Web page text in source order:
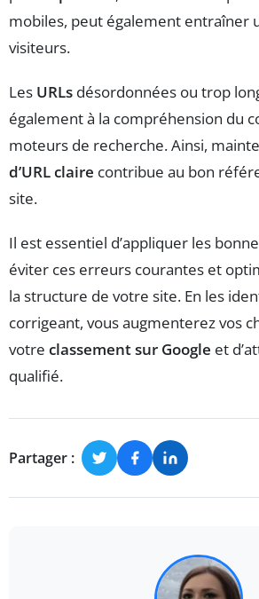
mobiles, peut également entraîner
visiteurs.
Les URLs désordonnées ou trop
également à la compréhension du
moteurs de recherche. Ainsi,
d’URL claire contribue au bon
site.
Il est essentiel d’appliquer les
éviter ces erreurs courantes et
la structure de votre site. En les
corrigeant, vous augmenterez vos
votre classement sur Google et
qualifié.
Partager :